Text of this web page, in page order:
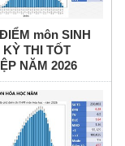
môn SINH
KỲ THI TỐT
NĂM 2026